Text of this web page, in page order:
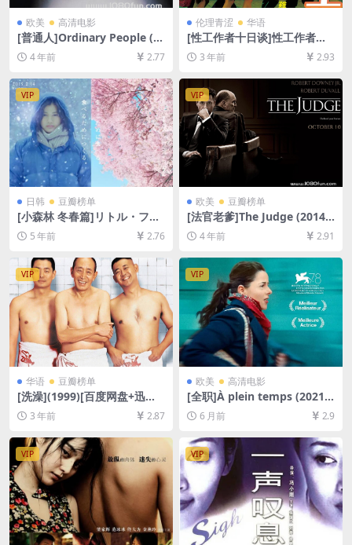
欧美 高清电影
[普通人]Ordinary People (1
980)[百度网盘+迅雷云盘资源
1080P超清未删减][MP4/8G
4 年前 2.77
伦理青涩 华语
[性工作者十日谈]性工作者十
日談 (2007)[百度网盘+迅雷云
盘资源1080P超清未删减][MP
3 年前 2.93
VIP
日韩 豆瓣榜单
[小森林 冬春篇]リトル・フォ
レスト 冬・春 (2015)[百度网
盘+迅雷云盘资源1080P超清
未删减][MP4/7.8GB][日语中
字]
5 年前 2.76
VIP
欧美 豆瓣榜单
[法官老爹]The Judge (2014)
[百度网盘+迅雷云盘资源1080
P超清未删减][MP4/8.8GB][中
英字幕]
4 年前 2.91
VIP
华语 豆瓣榜单
[洗澡](1999)[百度网盘+迅雷
云盘资源1080P超清未删减]
[MP4/5GB][中文字幕]
3 年前 2.87
VIP
欧美 高清电影
[全职]À plein temps (2021)
[百度网盘+夸克网盘1080P超
清未删减资源][网盘在线播放/
下载][MP4/6GB][中文字幕]
6 月前 2.9
VIP VIP